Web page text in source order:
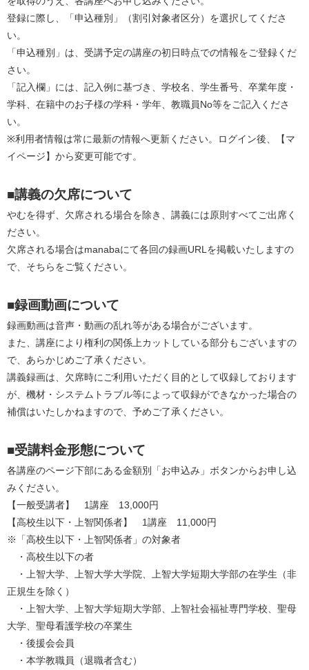
登録に際し、「申込種別」（割引対象者区分）を選択してくださ
い。
「申込種別」は、受講予定の講座の初日時点での情報をご登録くだ
さい。
「記入欄」には、記入例に基づき、学校名、学生番号、卒業年度・
学科、在籍中のお子様の学科・学年、教職員No等をご記入くださ
い。
※利用者情報は常に最新の情報へ更新ください。ログイン後、【マ
イページ】から変更可能です。
■講義の欠席について
やむを得ず、欠席される場合を除き、講義には原則すべてご出席く
ださい。
欠席される場合はmanabaにて各回の録画URLを掲載いたしますの
で、そちらをご覧ください。
■録画動画について
録画動画は音声・動画の乱れ等がある場合がございます。
また、講座により権利の関係上カットしている部分もございますの
で、あらかじめご了承ください。
講義録画は、欠席時にご利用いただく目的として収録しております
が、機材・システムトラブル等によって収録ができなかった場合の
補償はいたしかねますので、予めご了承ください。
■受講料金形態について
各講座のページ下部にある金額別「お申込み」ボタンからお申し込
みください。
【一般受講者】　1講座　13,000円
【高校生以下・上智関係者】　1講座　11,000円
※「高校生以下・上智関係者」の対象者
・高校生以下の者
・上智大学、上智大学大学院、上智大学短期大学部の在学生（非
正規生を除く）
・上智大学、上智大学短期大学部、上智社会福祉専門学校、聖母
大学、聖母看護学校の卒業生
・後援会会員
・本学教職員（退職者含む）